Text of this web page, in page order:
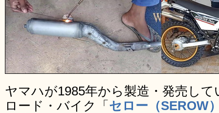
ヤマハが1985年から製造・発売し
ロード・バイク「 セロー（SEROW